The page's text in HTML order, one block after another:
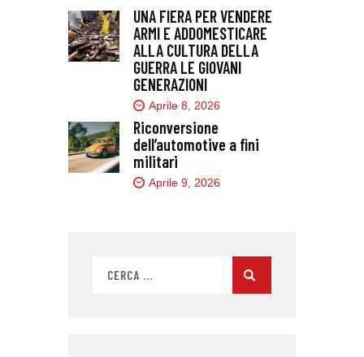
UNA FIERA PER VENDERE
ARMI E ADDOMESTICARE
ALLA CULTURA DELLA
GUERRA LE GIOVANI
GENERAZIONI
Aprile 8, 2026
Riconversione
dell’automotive a fini
militari
Aprile 9, 2026